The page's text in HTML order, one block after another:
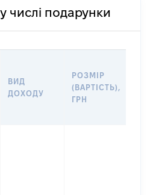
числі подарунки
ВИД
ДОХОДУ
РОЗМІР
(ВАРТІСТЬ),
ГРН